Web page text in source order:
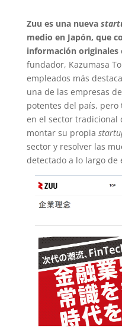
Zuu es una nueva
medio en Japón, que
información originales
fundador, Kazumasa
empleados más
una de las empresas
potentes del país,
en el sector tradicional
montar su propia
sector y resolver las
detectado a lo largo de